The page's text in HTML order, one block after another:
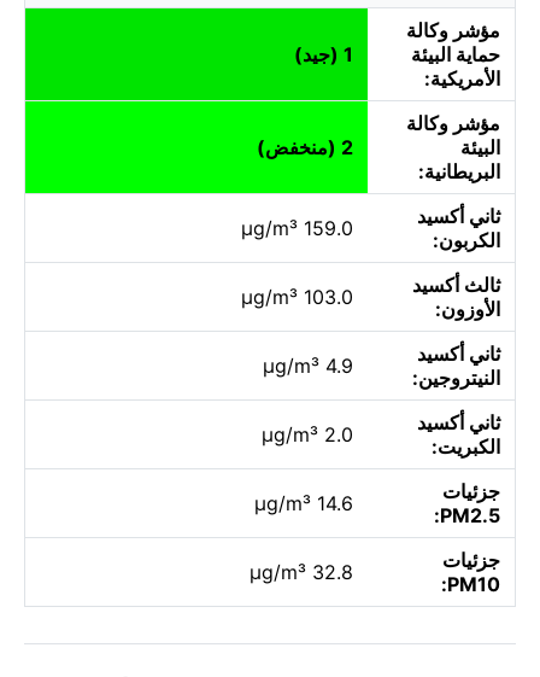
مؤشر وكالة
حماية البيئة
الأمريكية:
1 (جيد)
مؤشر وكالة
البيئة
البريطانية:
2 (منخفض)
ثاني أكسيد
الكربون:
159.0 µg/m³
ثالث أكسيد
الأوزون:
103.0 µg/m³
ثاني أكسيد
النيتروجين:
4.9 µg/m³
ثاني أكسيد
الكبريت:
2.0 µg/m³
جزئيات
PM2.5:
14.6 µg/m³
جزئيات
PM10:
32.8 µg/m³